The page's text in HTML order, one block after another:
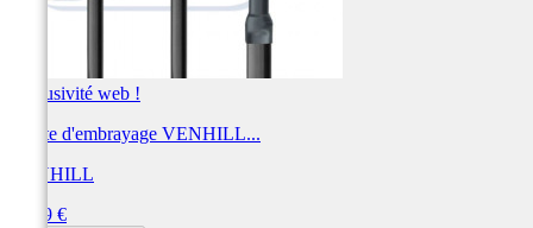
Exclusivité web !
Durite d'embrayage VENHILL...
VENHILL
59,19 €